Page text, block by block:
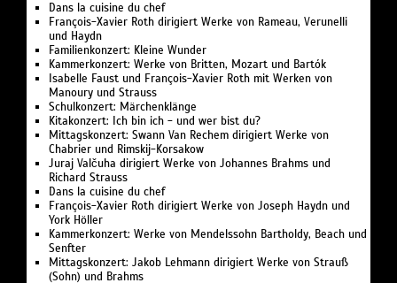
Dans la cuisine du chef
François-Xavier Roth dirigiert Werke von Rameau, Verunelli
und Haydn
Familienkonzert: Kleine Wunder
Kammerkonzert: Werke von Britten, Mozart und Bartók
Isabelle Faust und François-Xavier Roth mit Werken von
Manoury und Strauss
Schulkonzert: Märchenklänge
Kitakonzert: Ich bin ich - und wer bist du?
Mittagskonzert: Swann Van Rechem dirigiert Werke von
Chabrier und Rimskij-Korsakow
Juraj Valčuha dirigiert Werke von Johannes Brahms und
Richard Strauss
Dans la cuisine du chef
François-Xavier Roth dirigiert Werke von Joseph Haydn und
York Höller
Kammerkonzert: Werke von Mendelssohn Bartholdy, Beach und
Senfter
Mittagskonzert: Jakob Lehmann dirigiert Werke von Strauß
(Sohn) und Brahms